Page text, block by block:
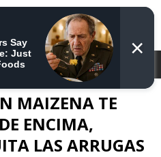
MAIZENA TE
ENCIMA,
LAS ARRUGAS